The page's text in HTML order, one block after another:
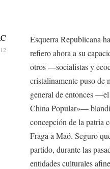
Esquerra Republicana
refiero ahora a su
otros —socialistas y
cristalinamente puso de
general de entonces
China Popular»—
concepción de la patria
Fraga a Maó. Seguro
partido, durante las
entidades culturales